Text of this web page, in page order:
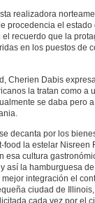
realizadora
procedencia el estado
recuerdo que la
en los puestos de
Cherien Dabis
la tratan como a
se daba pero
decanta por los
la estelar Nisreen
esa cultura
así la hamburguesa
integración el
ciudad de
cada vez por el